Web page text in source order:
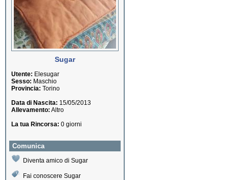
Sugar
Utente: Elesugar
Sesso: Maschio
Provincia: Torino
Data di Nascita: 15/05/2013
Allevamento: Altro
La tua Rincorsa: 0 giorni
Comunica
Diventa amico di Sugar
Fai conoscere Sugar